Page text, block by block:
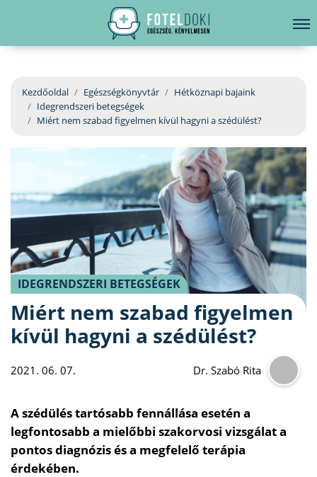
EGÉSZSÉGKÖNYVTÁR
BETEGSÉGKALAUZ
ÜGYELETKERESŐ
ORVOS VÁLASZOL
ORVOSKERESŐ
hirdetés
Kezdőoldal Egészségkönyvtár
Hétköznapi bajaink
Idegrendszeri betegségek
Miért nem szabad figyelmen kívül hagyni a szédülést?
IDEGRENDSZERI BETEGSÉGEK
Miért nem szabad figyelmen
kívül hagyni a szédülést?
2021. 06. 07. Dr. Szabó Rita
A szédülés tartósabb fennállása esetén a
legfontosabb a mielőbbi szakorvosi vizsgálat a
pontos diagnózis és a megfelelő terápia
érdekében.